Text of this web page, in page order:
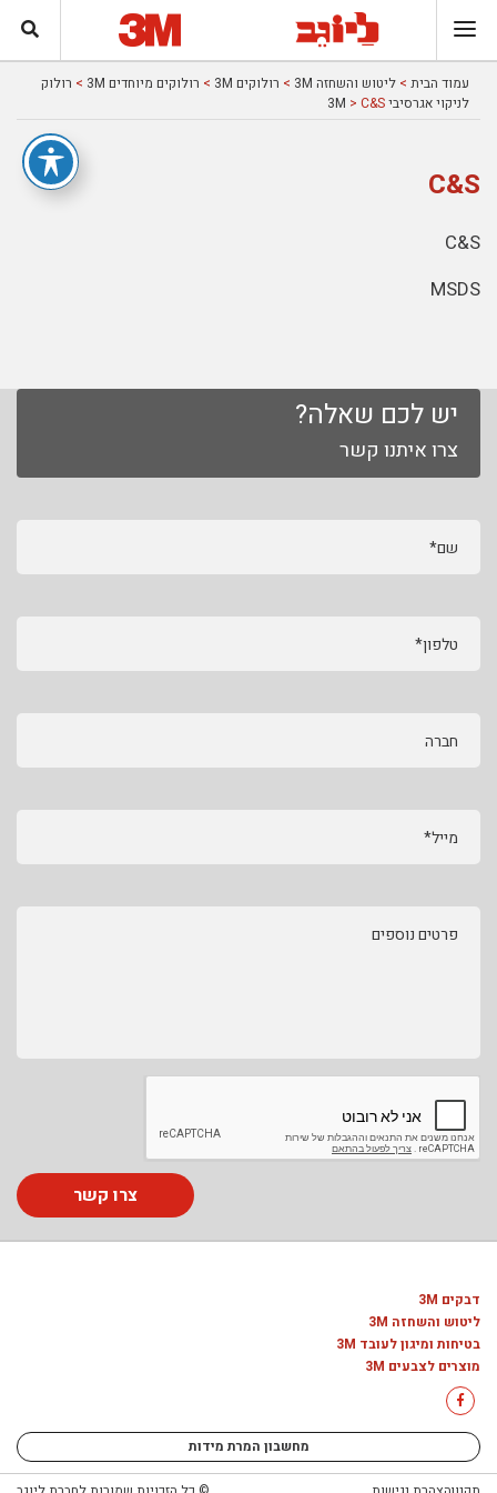
עמוד הבית > ליטוש והשחזה 3M > רולוקים 3M > רולוקים מיוחדים 3M > רולוק
לניקוי אגרסיבי 3M> C&S
C&S
C&S
MSDS
יש לכם שאלה?
צרו איתנו קשר
שם*
טלפון*
חברה
מייל*
פרטים נוספים
צרו קשר
דבקים 3M
ליטוש והשחזה 3M
בטיחות ומיגון לעובד 3M
מוצרים לצבעים 3M
מחשבון המרת מידות